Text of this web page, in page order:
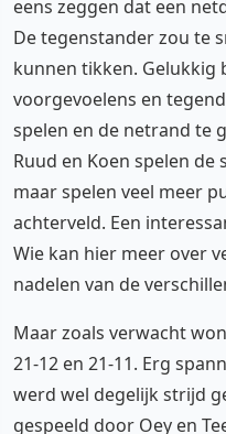
eens zeggen dat een
De tegenstander zou te
kunnen tikken. Gelukkig
voorgevoelens en
spelen en de netrand te
Ruud en Koen spelen
maar spelen veel meer
achterveld. Een
Wie kan hier meer over
nadelen van de
Maar zoals verwacht
21-12 en 21-11. Erg
werd wel degelijk strijd
gespeeld door Oey en